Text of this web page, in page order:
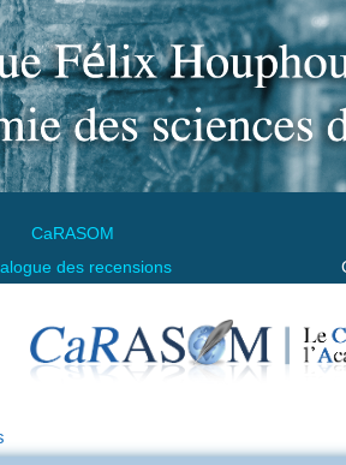
CaRASOM
des recensions